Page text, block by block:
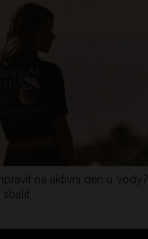
na aktivní den u vody?
sbalit